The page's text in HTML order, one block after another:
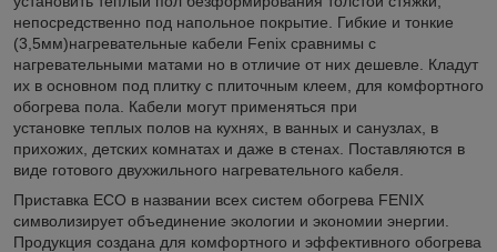
непосредственно под напольное покрытие. Гибкие и тонкие
(3,5мм)нагревательные кабели Fenix сравнимы с
нагревательными матами но в отличие от них дешевле. Кладут
их в основном под плитку с плиточным клеем, для комфортного
обогрева пола. Кабели могут применяться при
установке теплых полов на кухнях, в ванных и санузлах, в
прихожих, детских комнатах и даже в стенах. Поставляются в
виде готового двухжильного нагревательного кабеля.
Приставка ECO в названии всех систем обогрева FENIX
символизирует объединение экологии и экономии энергии.
Продукция создана для комфортного и эффективного обогрева